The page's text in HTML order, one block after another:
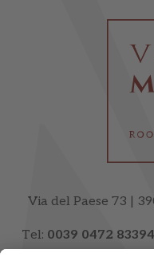
Via del Paese 73 |
Tel: 0039 0472